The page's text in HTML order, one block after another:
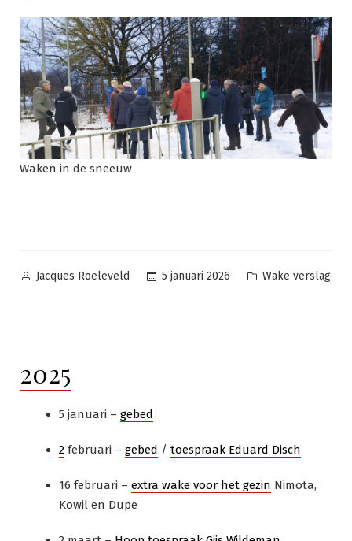
Waken in de sneeuw
Geplaatst
Jacques Roeleveld 5 januari 2026
Geplaatst
Wake verslag
2025
5 januari – gebed
2 februari – gebed / toespraak Eduard Disch
16 februari – extra wake voor het gezin Nimota,
Kowil en Dupe